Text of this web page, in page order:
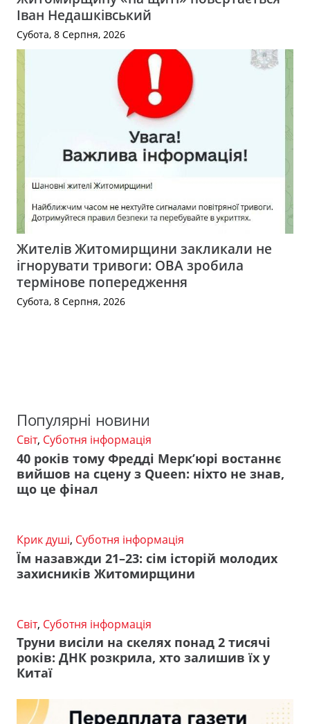
Іван Недашківський
Субота, 8 Серпня, 2026
Жителів Житомирщини закликали не
ігнорувати тривоги: ОВА зробила
термінове попередження
Субота, 8 Серпня, 2026
Популярні новини
Світ, Суботня інформація
40 років тому Фредді Мерк’юрі востаннє
вийшов на сцену з Queen: ніхто не знав,
що це фінал
Крик душі, Суботня інформація
Їм назавжди 21–23: сім історій молодих
захисників Житомирщини
Світ, Суботня інформація
Труни висіли на скелях понад 2 тисячі
років: ДНК розкрила, хто залишив їх у
Китаї